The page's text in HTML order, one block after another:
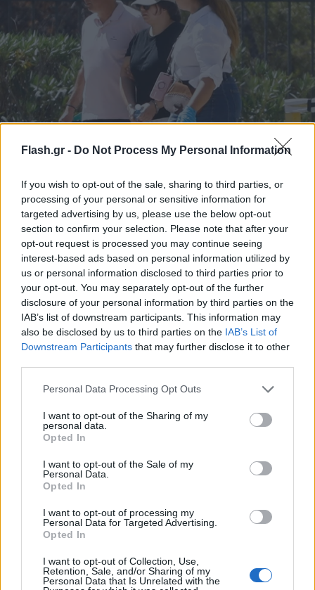
Flash.gr - Do Not Process My Personal Information
If you wish to opt-out of the sale, sharing to third parties, or
processing of your personal or sensitive information for
targeted advertising by us, please use the below opt-out
section to confirm your selection. Please note that after your
opt-out request is processed you may continue seeing
interest-based ads based on personal information utilized by
us or personal information disclosed to third parties prior to
your opt-out. You may separately opt-out of the further
disclosure of your personal information by third parties on the
IAB’s list of downstream participants. This information may
also be disclosed by us to third parties on the IAB’s List of
Downstream Participants that may further disclose it to other
Please note that this website/app uses one or more Google
not limited to your visit or usage behaviour. You may click to
grant or deny consent to Google and its third-party tags to
use your data for below specified purposes in below Google
consent section.
Personal Data Processing Opt Outs
I want to opt-out of the Sharing of my
personal data.
Opted In
I want to opt-out of the Sale of my
Personal Data.
Opted In
I want to opt-out of processing my
Personal Data for Targeted Advertising.
Opted In
I want to opt-out of Collection, Use,
Retention, Sale, and/or Sharing of my
Personal Data that Is Unrelated with the
Παλαιό Φάληρο: «Το παιδί κακοποιήθηκε -
Ερωτήματα αν το έκανε η μητέρα ή κάποιος που
Η 32χρονη πήρε προθεσμία από τον ανακριτή για να
απολογηθεί την προσεχή Τετάρτη.
03.08.2025 14:00
Συντακτική
Flash.gr
Παλαιό Φάληρο: Προθεσμία να απολογηθεί την
Τετάρτη πήρε η 32χρονη μητέρα του νεκρού
κοριτσιού
Βαρύτατες κατηγορίες για ανθρωποκτονία και
ενδοοικογενειακή βία αντιμετωπίζει η 32χρονη μητέρα του
νεκρού κοριτσιού στο Παλαιό Φάληρο.
03.08.2025 11:44